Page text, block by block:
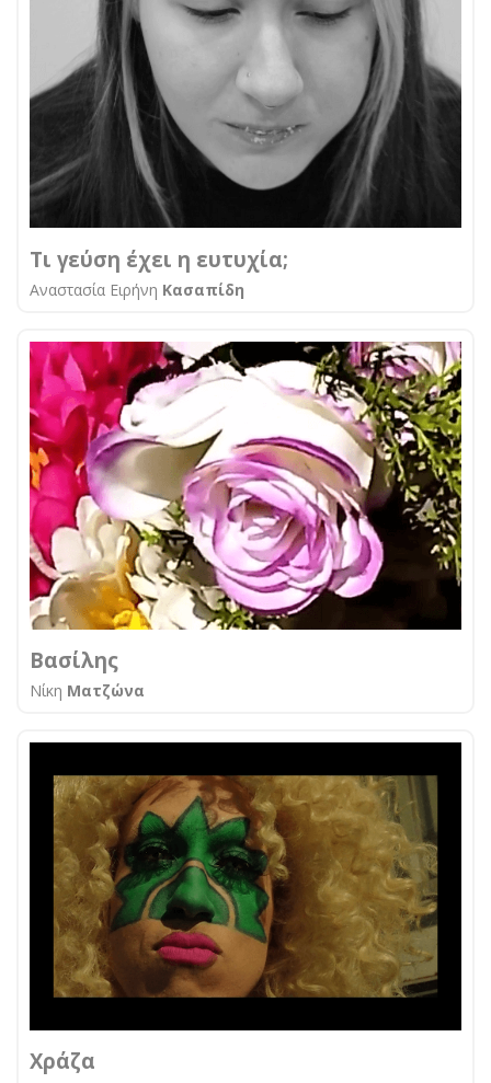
Τι γεύση έχει η ευτυχία;
Αναστασία Ειρήνη Κασαπίδη
Βασίλης
Νίκη Ματζώνα
Χράζα